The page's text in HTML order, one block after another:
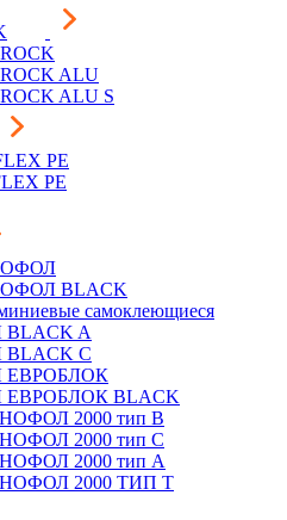
ALU
ALU S
PE
PE
BLACK
самоклеющиеся
A
С
BLACK
2000 тип B
2000 тип C
2000 тип А
2000 ТИП Т